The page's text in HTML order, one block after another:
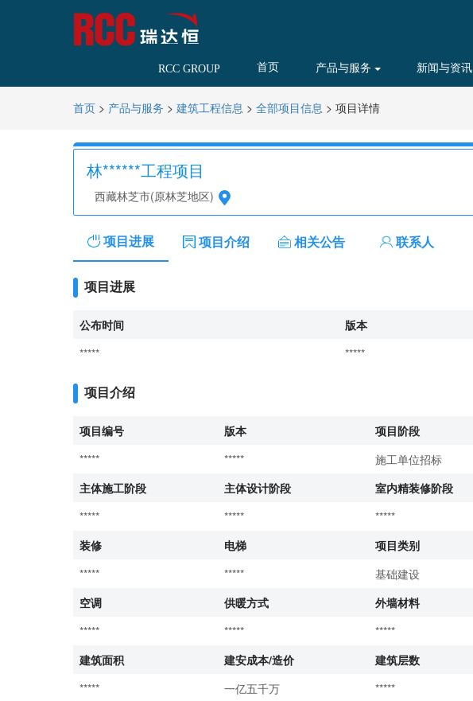
RCC GROUP 首页 产品与服务 新闻与资讯
首页 > 产品与服务 > 建筑工程信息 > 全部项目信息 > 项目详情
林******工程项目
西藏林芝市(原林芝地区)
项目进展 项目介绍 相关公告 联系人
项目进展
公布时间 版本
*****
*****
项目介绍
项目编号 版本 项目阶段
*****
***** 施工单位招标
主体施工阶段
主体设计阶段
室内精装修阶段
*****
*****
*****
装修
电梯
项目类别
*****
*****
基础建设
空调
供暖方式 外墙材料
*****
***** *****
建筑面积
建安成本/造价 建筑层数
*****
一亿五千万 *****